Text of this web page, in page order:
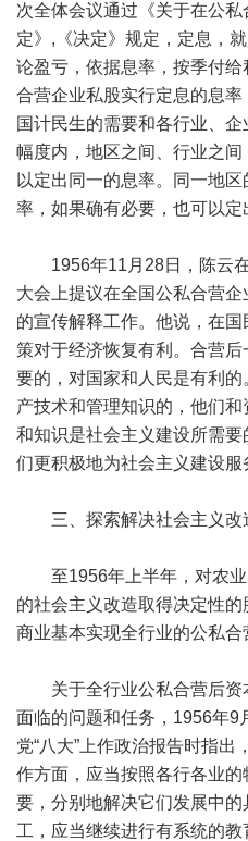
次全体会议通过《关于在公
定》,《决定》规定，定息，
论盈亏，依据息率，按季付
合营企业私股实行定息的息
国计民生的需要和各行业、
幅度内，地区之间、行业之
以定出同一的息率。同一地
率，如果确有必要，也可以定
1956年11月28日，陈云在
大会上提议在全国公私合营
的宣传解释工作。他说，在
策对于经济恢复有利。合营
要的，对国家和人民是有利
产技术和管理知识的，他们
和知识是社会主义建设所需
们更积极地为社会主义建设服
三、探索解决社会主义改
至1956年上半年，对农业
的社会主义改造取得决定性
商业基本实现全行业的公私合
关于全行业公私合营后资
面临的问题和任务，1956年9
党“八大”上作政治报告时指出
作方面，应当按照各行各业
要，分别地解决它们发展中
工，应当继续进行有系统的